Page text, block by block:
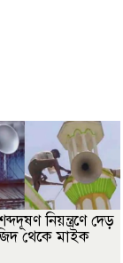
নিয়ন্ত্রণে দেড়
থেকে মাইক